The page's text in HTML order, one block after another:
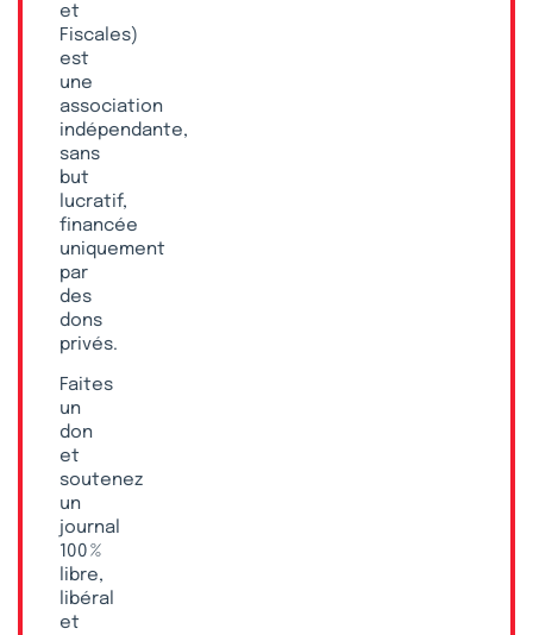
et
Fiscales)
est
une
association
indépendante,
sans
but
lucratif,
financée
uniquement
par
des
dons
privés.
Faites
un
don
et
soutenez
un
journal
100 %
libre,
libéral
et